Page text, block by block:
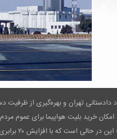
دادستانی تهران و بهره‌گیری از
است؛